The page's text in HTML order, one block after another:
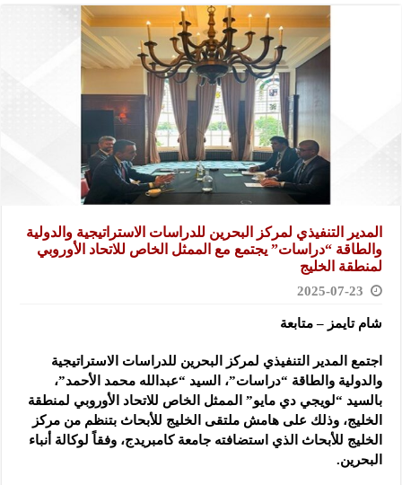
المدير التنفيذي لمركز البحرين للدراسات الاستراتيجية والدولية
والطاقة “دراسات” يجتمع مع الممثل الخاص للاتحاد الأوروبي
لمنطقة الخليج
2025-07-23
شام تايمز – متابعة
اجتمع المدير التنفيذي لمركز البحرين للدراسات الاستراتيجية
والدولية والطاقة “دراسات”، السيد “عبدالله محمد الأحمد”،
بالسيد “لويجي دي مايو” الممثل الخاص للاتحاد الأوروبي لمنطقة
الخليج، وذلك على هامش ملتقى الخليج للأبحاث بتنظم من مركز
الخليج للأبحاث الذي استضافته جامعة كامبريدج، وفقاً لوكالة أنباء
البحرين.